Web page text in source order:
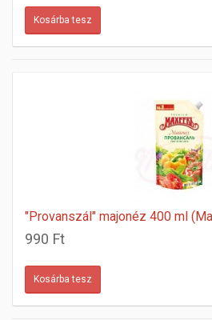
"Provanszál" majonéz 400 ml
990 Ft